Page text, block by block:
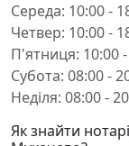
Середа: 10:00 -
Четвер: 10:00 -
П'ятниця: 10:00
Субота: 08:00 -
Неділя: 08:00 -
Як знайти